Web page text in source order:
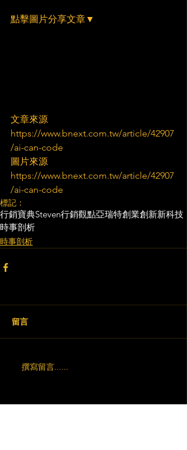
點擊圖片分享文章▼
文章來源
https://www.bnext.com.tw/article/42907
/ai-can-code
圖片來源
https://www.bnext.com.tw/article/42907
/ai-can-code
標記：
行銷寶典Steven行銷觀點亞瑞特創業創新新科技
時事剖析
時事剖析
留言
撰寫留言......